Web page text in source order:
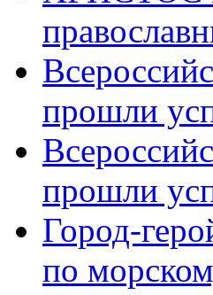
прошли
прошли
Город-
по